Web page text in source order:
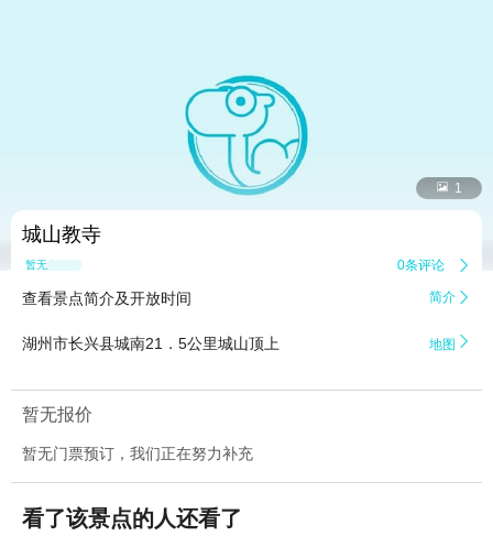
 1
城山教寺
暂无点评 0条评论 
查看景点简介及开放时间 简介 
湖州市长兴县城南21．5公里城山顶上 地图 
暂无报价
暂无门票预订，我们正在努力补充
看了该景点的人还看了